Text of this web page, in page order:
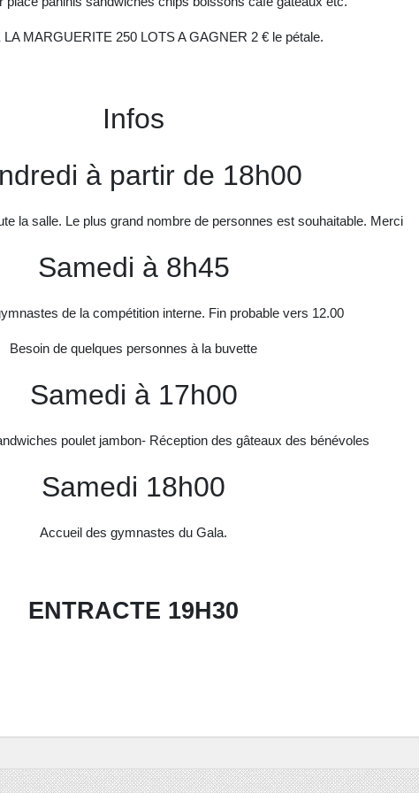
LA MARGUERITE 250 LOTS A GAGNER 2 € le pétale.
Infos
à partir de 18h00
la salle. Le plus grand nombre de personnes est souhaitable. Merci
Samedi à 8h45
de la compétition interne. Fin probable vers 12.00
Besoin de quelques personnes à la buvette
Samedi à 17h00
poulet jambon- Réception des gâteaux des bénévoles
Samedi 18h00
Accueil des gymnastes du Gala.
ENTRACTE 19H30